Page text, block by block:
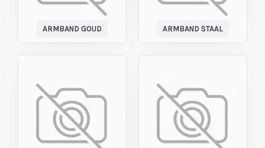
ARMBAND GOUD ARMBAND STAAL